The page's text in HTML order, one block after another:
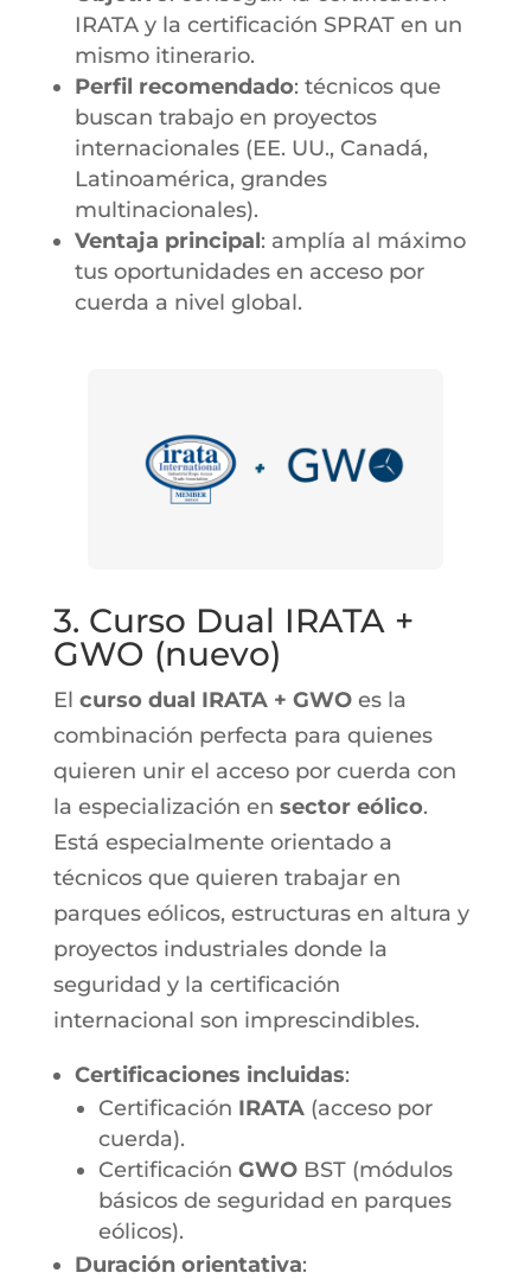
IRATA y la certificación SPRAT en un
mismo itinerario.
Perfil recomendado: técnicos que
buscan trabajo en proyectos
internacionales (EE. UU., Canadá,
Latinoamérica, grandes
multinacionales).
Ventaja principal: amplía al máximo
tus oportunidades en acceso por
cuerda a nivel global.
3. Curso Dual IRATA +
GWO (nuevo)
El curso dual IRATA + GWOes la
combinación perfecta para quienes
quieren unir el acceso por cuerda con
la especialización en sector eólico.
Está especialmente orientado a
técnicos que quieren trabajar en
parques eólicos, estructuras en altura y
proyectos industriales donde la
seguridad y la certificación
internacional son imprescindibles.
Certificaciones incluidas:
Certificación IRATA(acceso por
cuerda).
Certificación GWOBST (módulos
básicos de seguridad en parques
eólicos).
Duración orientativa: